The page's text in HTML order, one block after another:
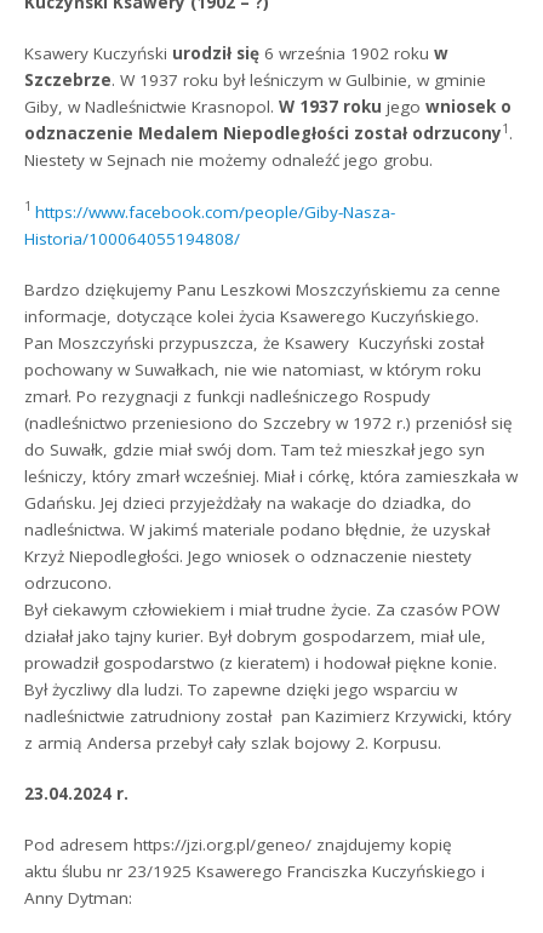
Ksawery Kuczyński urodził się 6 września 1902 rokuw
Szczebrze. W 1937 roku był leśniczym w Gulbinie, w gminie
Giby, w Nadleśnictwie Krasnopol.W 1937 rokujegowniosek o
odznaczenie Medalem Niepodległości został odrzucony1 .
Niestety w Sejnach nie możemy odnaleźć jego grobu.
1https://www.facebook.com/people/Giby-Nasza-
Historia/100064055194808/
Bardzo dziękujemy Panu Leszkowi Moszczyńskiemu za cenne
informacje, dotyczące kolei życia Ksawerego Kuczyńskiego.
Pan Moszczyński przypuszcza, że Ksawery Kuczyński został
pochowany w Suwałkach, nie wie natomiast, w którym roku
zmarł. Po rezygnacji z funkcji nadleśniczego Rospudy
(nadleśnictwo przeniesiono do Szczebry w 1972 r.) przeniósł się
do Suwałk, gdzie miał swój dom. Tam też mieszkał jego syn
leśniczy, który zmarł wcześniej. Miał i córkę, która zamieszkała w
Gdańsku. Jej dzieci przyjeżdżały na wakacje do dziadka, do
nadleśnictwa. W jakimś materiale podano błędnie, że uzyskał
Krzyż Niepodległości. Jego wniosek o odznaczenie niestety
odrzucono.
Był ciekawym człowiekiem i miał trudne życie. Za czasów POW
działał jako tajny kurier. Był dobrym gospodarzem, miał ule,
prowadził gospodarstwo (z kieratem) i hodował piękne konie.
Był życzliwy dla ludzi. To zapewne dzięki jego wsparciu w
nadleśnictwie zatrudniony został pan Kazimierz Krzywicki, który
z armią Andersa przebył cały szlak bojowy 2. Korpusu.
23.04.2024 r.
Pod adresem https://jzi.org.pl/geneo/ znajdujemy kopię
aktu ślubu nr 23/1925 Ksawerego Franciszka Kuczyńskiego i
Anny Dytman: